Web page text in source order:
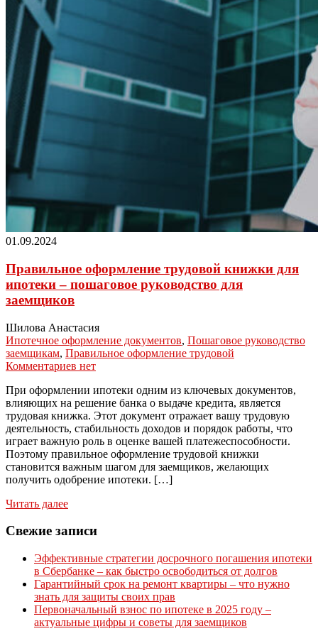
01.09.2024
Правильное оформление трудовой книжки для
ипотеки – пошаговое руководство для
заемщиков
Шилова Анастасия
Ипотечное оформление документов, Пошаговое руководство
заемщикам, Правильное оформление трудовой
Комментариев нет
При оформлении ипотеки одним из ключевых документов,
влияющих на решение банка о выдаче кредита, является
трудовая книжка. Этот документ отражает вашу трудовую
деятельность, стабильность доходов и порядок работы, что
играет важную роль в оценке вашей платежеспособности.
Поэтому правильное оформление трудовой книжки
становится важным шагом для заемщиков, желающих
получить одобрение ипотеки. […]
Читать далее
Свежие записи
Эффективные стратегии досрочного погашения ипотеки
в Сбербанке – как быстро освободиться от долгов
Гарантийный срок на ремонт квартиры – что нужно
знать для защиты своих прав
Первоначальный взнос по ипотеке в 2025 году –
актуальные цифры и советы для заемщиков